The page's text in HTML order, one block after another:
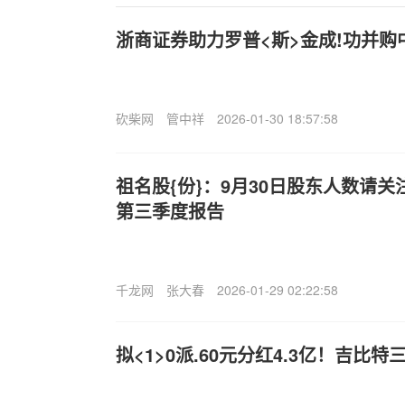
浙商证券助力罗普<斯>金成!功并购
砍柴网 管中祥 2026-01-30 18:57:58
祖名股{份}：9月30日股东人数请关
第三季度报告
千龙网 张大春 2026-01-29 02:22:58
拟<1>0派.60元分红4.3亿！吉比特